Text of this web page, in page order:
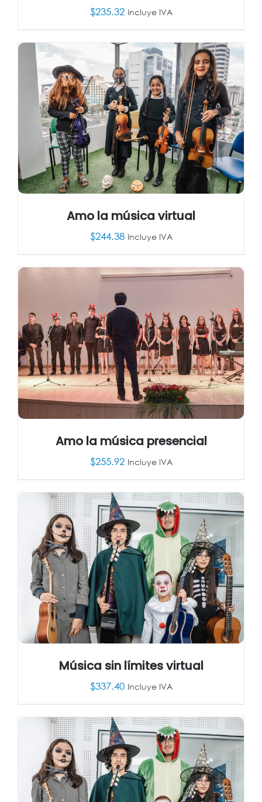
AÑADIR AL CARRITO / DETALLES
$235.32 Incluye IVA
AÑADIR AL CARRITO / DETALLES
Amo la música virtual
$244.38 Incluye IVA
AÑADIR AL CARRITO / DETALLES
Amo la música presencial
$255.92 Incluye IVA
AÑADIR AL CARRITO / DETALLES
Música sin límites virtual
$337.40 Incluye IVA